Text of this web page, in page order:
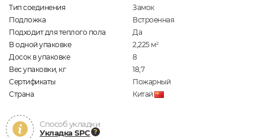
Тип соединения
Замок
Подложка
Встроенная
Подходит для теплого пола
Да
В одной упаковке
2,225 м2
Досок в упаковке
8
Вес упаковки, кг
18,7
Сертификаты
Пожарный
Страна
Китай
Способ укладки
Укладка SPC